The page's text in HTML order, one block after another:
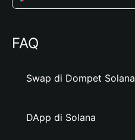
FAQ
Swap di Dompet Solana
DApp di Solana